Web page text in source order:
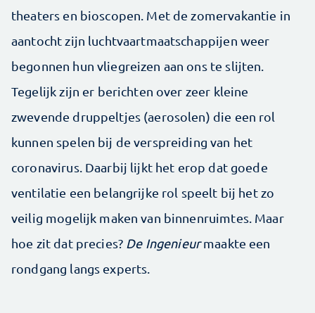
theaters en bioscopen. Met de zomervakantie in
aantocht zijn luchtvaartmaatschappijen weer
begonnen hun vliegreizen aan ons te slijten.
Tegelijk zijn er berichten over zeer kleine
zwevende druppeltjes (aerosolen) die een rol
kunnen spelen bij de verspreiding van het
coronavirus. Daarbij lijkt het erop dat goede
ventilatie een belangrijke rol speelt bij het zo
veilig mogelijk maken van binnenruimtes. Maar
hoe zit dat precies? De Ingenieurmaakte een
rondgang langs experts.